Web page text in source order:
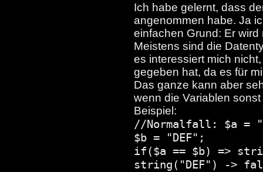
Ich habe gelernt, dass
angenommen habe. Ja
einfachen Grund: Er
Meistens sind die
es interessiert mich
gegeben hat, da es für
Das ganze kann aber
wenn die Variablen
Beispiel:
//Normalfall: $a =
$b = "DEF";
if($a == $b) =>
string("DEF") ->